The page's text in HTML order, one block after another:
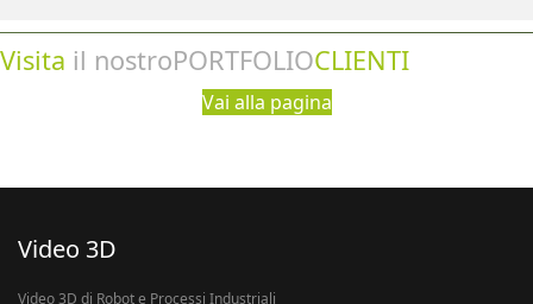
Visita il nostroPORTFOLIOCLIENTI
Vai alla pagina
Video 3D
Video 3D di Robot e Processi Industriali